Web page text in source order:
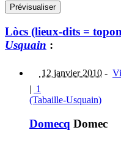
Lòcs (lieux-dits =
Usquain :
12 janvier 2010 -
| 1
(Tabaille-Usquain)
Domecq Domec